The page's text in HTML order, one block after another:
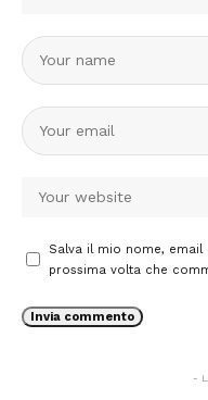
Salva il mio nome,
prossima volta che
-